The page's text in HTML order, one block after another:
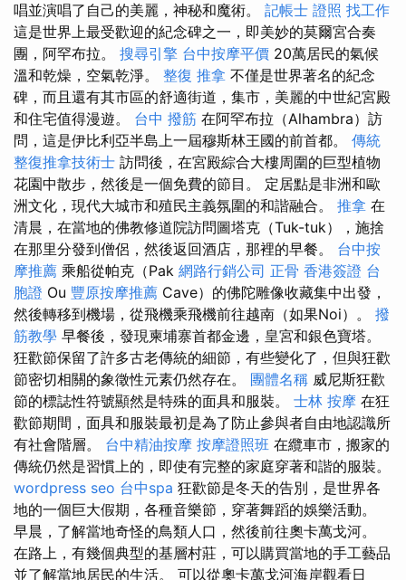
唱並演唱了自己的美麗，神秘和魔術。 記帳士 證照 找工作
這是世界上最受歡迎的紀念碑之一，即美妙的莫爾宮合奏
團，阿罕布拉。 搜尋引擎 台中按摩平價 20萬居民的氣候
溫和乾燥，空氣乾淨。 整復 推拿 不僅是世界著名的紀念
碑，而且還有其市區的舒適街道，集市，美麗的中世紀宮殿
和住宅值得漫遊。 台中 撥筋 在阿罕布拉（Alhambra）訪
問，這是伊比利亞半島上一屆穆斯林王國的前首都。 傳統
整復推拿技術士 訪問後，在宮殿綜合大樓周圍的巨型植物
花園中散步，然後是一個免費的節目。 定居點是非洲和歐
洲文化，現代大城市和殖民主義氛圍的和諧融合。 推拿 在
清晨，在當地的佛教修道院訪問圖塔克（Tuk-tuk），施捨
在那里分發到僧侶，然後返回酒店，那裡的早餐。 台中按
摩推薦 乘船從帕克（Pak 網路行銷公司 正骨 香港簽證 台
胞證 Ou 豐原按摩推薦 Cave）的佛陀雕像收藏集中出發，
然後轉移到機場，從飛機乘飛機前往越南（如果Noi）。 撥
筋教學 早餐後，發現柬埔寨首都金邊，皇宮和銀色寶塔。
狂歡節保留了許多古老傳統的細節，有些變化了，但與狂歡
節密切相關的象徵性元素仍然存在。 團體名稱 威尼斯狂歡
節的標誌性符號顯然是特殊的面具和服裝。 士林 按摩 在狂
歡節期間，面具和服裝最初是為了防止參與者自由地認識所
有社會階層。 台中精油按摩 按摩證照班 在纜車市，搬家的
傳統仍然是習慣上的，即使有完整的家庭穿著和諧的服裝。
wordpress seo 台中spa 狂歡節是冬天的告別，是世界各
地的一個巨大假期，各種音樂節，穿著舞蹈的娛樂活動。
早晨，了解當地奇怪的鳥類人口，然後前往奧卡萬戈河。
在路上，有幾個典型的基層村莊，可以購買當地的手工藝品
並了解當地居民的生活。 可以從奧卡萬戈河海岸觀看日